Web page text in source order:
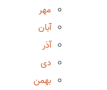
مهر
آبان
آذر
دی
بهمن